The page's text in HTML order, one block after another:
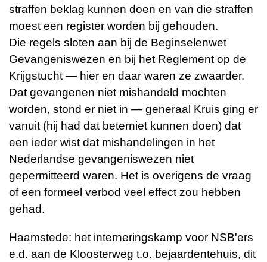
straffen beklag kunnen doen en van die straffen
moest een register worden bij gehouden.
Die regels sloten aan bij de Beginselenwet
Gevangeniswezen en bij het Reglement op de
Krijgstucht — hier en daar waren ze zwaarder.
Dat gevangenen niet mishandeld mochten
worden, stond er niet in — generaal Kruis ging er
vanuit (hij had dat beterniet kunnen doen) dat
een ieder wist dat mishandelingen in het
Nederlandse gevangeniswezen niet
gepermitteerd waren. Het is overigens de vraag
of een formeel verbod veel effect zou hebben
gehad.
Haamstede: het interneringskamp voor NSB'ers
e.d. aan de Kloosterweg t.o. bejaardentehuis, dit